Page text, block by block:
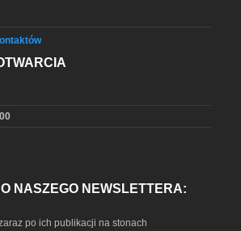
NASZEGO NEWSLETTERA:
po ich publikacji na stonach